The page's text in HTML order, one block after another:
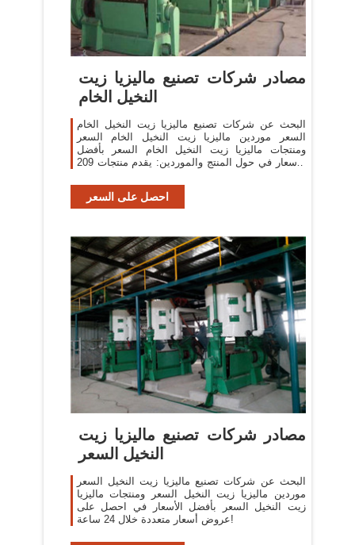
مصادر شركات تصنيع ماليزيا زيت
النخيل الخام
البحث عن شركات تصنيع ماليزيا زيت النخيل الخام
السعر موردين ماليزيا زيت النخيل الخام السعر
ومنتجات ماليزيا زيت النخيل الخام السعر بأفضل
الأسعار في حول المنتج والموردين: يقدم منتجات 209
احصل على السعر
مصادر شركات تصنيع ماليزيا زيت
النخيل السعر
البحث عن شركات تصنيع ماليزيا زيت النخيل السعر
موردين ماليزيا زيت النخيل السعر ومنتجات ماليزيا
زيت النخيل السعر بأفضل الأسعار في احصل على
عروض أسعار متعددة خلال 24 ساعة!